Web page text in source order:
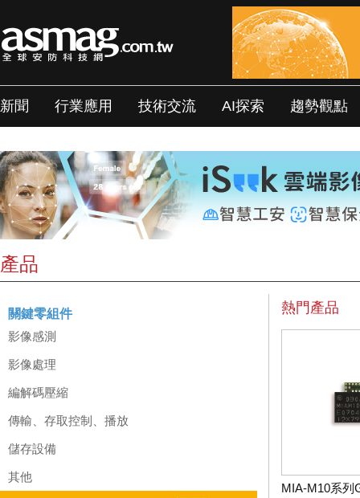
新聞 行業應用 技術交流 AI探索 趨勢觀點
產品
關鍵零組件
影像感測
影像處理
編解碼壓縮
傳輸、存取控制、播放
儲存設備
其他
熱門產品
MIA-M10系列